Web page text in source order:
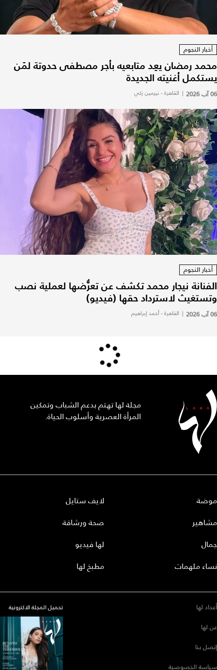
أخبار النجوم
محمد رمضان يعِد متابعيه بأجر مصطفى حدوتة لمَن
يستكمل أغنيته الجديدة
06 آب 2026 | القاهرة - نيرمين زكي
أخبار النجوم
الفنانة نيجار محمد تكشف عن تعرُّضها لعملية نصب
وتستغيث لاسترداد حقها (فيديو)
06 آب 2026 | القاهرة - أحمد إبراهيم
مجلة لها تهتم بدعم الشباب وتمكين
المرأة العصرية وأسلوب الحياة.
موضة
مشاهير
جمال
نساء ملهمات
لايف ستايل
صحة ورشاقة
لها فيديو
مطبخ لها
أعداد لها
عن لها
إتصل بنا
سياسة الخصوصية
تحميل المجلة الاكترونية